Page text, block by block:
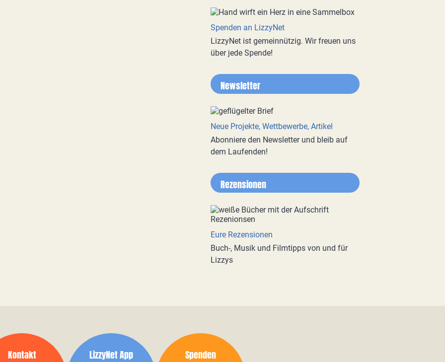
Spenden an LizzyNet
LizzyNet ist gemeinnützig. Wir freuen uns
über jede Spende!
Newsletter
Neue Projekte, Wettbewerbe, Artikel
Abonniere den Newsletter und bleib auf
dem Laufenden!
Rezensionen
Eure Rezensionen
Buch-, Musik und Filmtipps von und für
Lizzys
Kontakt LizzyNet App Spenden